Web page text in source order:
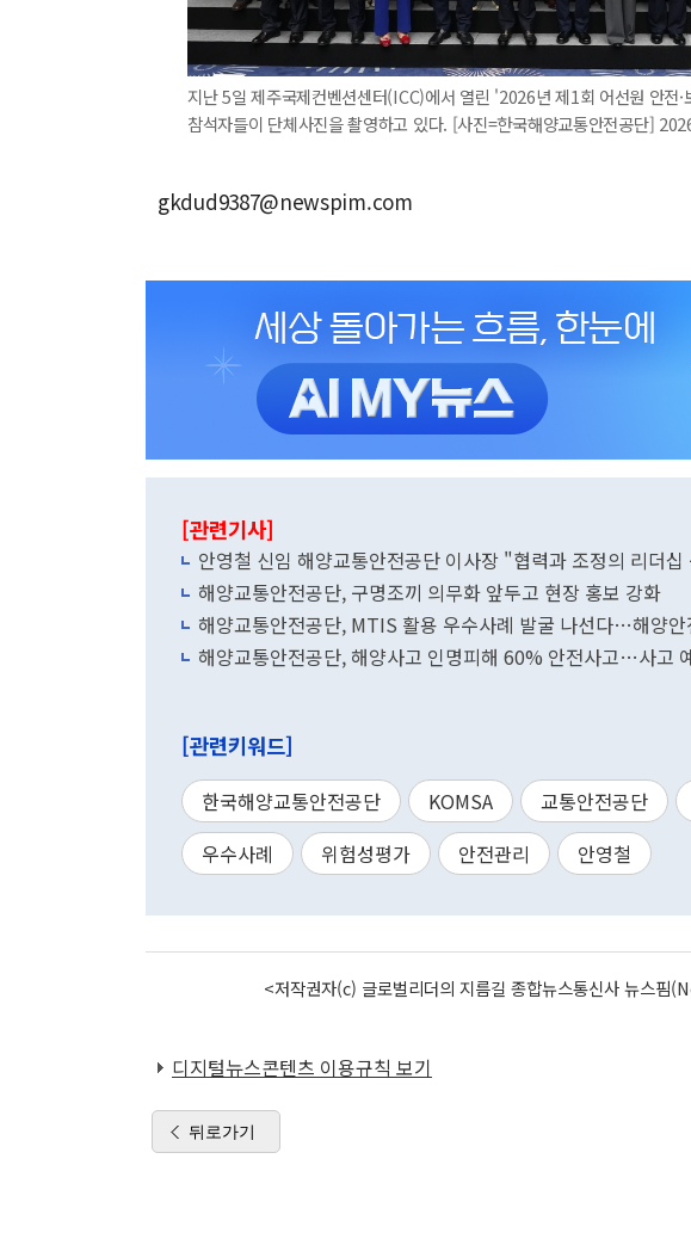
지난 5일 제주국제컨벤션센터(ICC)에서 열린 '2026년 제1회 어선원 안전
참석자들이 단체사진을 촬영하고 있다. [사진=한국해양교통안전공단]
gkdud9387@newspim.com
[관련기사]
안영철 신임 해양교통안전공단 이사장 "협력과 조정의 리더십
해양교통안전공단, 구명조끼 의무화 앞두고 현장 홍보 강화
해양교통안전공단, MTIS 활용 우수사례 발굴 나선다…해양안
해양교통안전공단, 해양사고 인명피해 60% 안전사고…사고
[관련키워드]
한국해양교통안전공단 KOMSA 교통안전공단
우수사례
위험성평가 안전관리 안영철
<저작권자(c) 글로벌리더의 지름길 종합뉴스통신사 뉴스핌
디지털뉴스콘텐츠 이용규칙 보기
뒤로가기